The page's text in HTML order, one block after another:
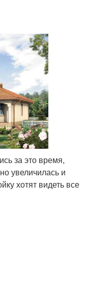
за это время,
увеличилась и
хотят видеть все